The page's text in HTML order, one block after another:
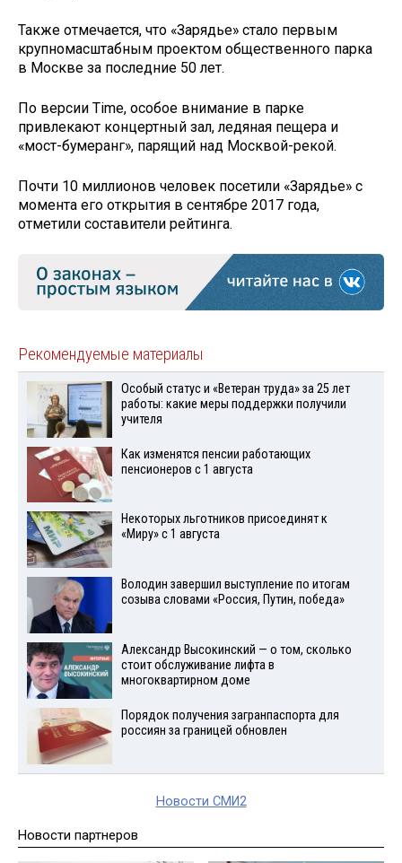
Также отмечается, что «Зарядье» стало первым
крупномасштабным проектом общественного парка
в Москве за последние 50 лет.
По версии Time, особое внимание в парке
привлекают концертный зал, ледяная пещера и
«мост-бумеранг», парящий над Москвой-рекой.
Почти 10 миллионов человек посетили «Зарядье» с
момента его открытия в сентябре 2017 года,
отметили составители рейтинга.
Рекомендуемые материалы
Особый статус и «Ветеран труда» за 25 лет
работы: какие меры поддержки получили
учителя
Как изменятся пенсии работающих
пенсионеров с 1 августа
Некоторых льготников присоединят к
«Миру» с 1 августа
Володин завершил выступление по итогам
созыва словами «Россия, Путин, победа»
Александр Высокинский — о том, сколько
стоит обслуживание лифта в
многоквартирном доме
Порядок получения загранпаспорта для
россиян за границей обновлен
Новости СМИ2
Новости партнеров